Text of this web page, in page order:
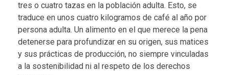
tres o cuatro tazas en la población adulta. Esto, se
traduce en unos cuatro kilogramos de café al año por
persona adulta. Un alimento en el que merece la pena
detenerse para profundizar en su origen, sus matices
y sus prácticas de producción, no siempre vinculadas
a la sostenibilidad ni al respeto de los derechos